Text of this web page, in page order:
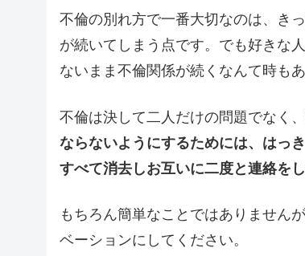
不倫の別れ方で一番大切なのは、き
が続いてしまう点です。でも好きな
ないまま不倫関係が続くなんて時もあ
不倫は決して二人だけの問題でなく
ならないようにするためには、はっ
すべて消去しお互いに二度と連絡を
もちろん簡単なことではありません
ベーションにしてください。